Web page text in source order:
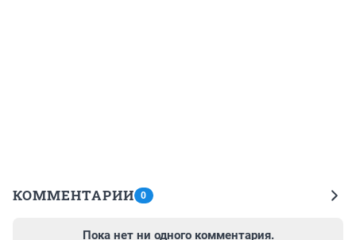
КОММЕНТАРИИ 0
Пока нет ни одного комментария.